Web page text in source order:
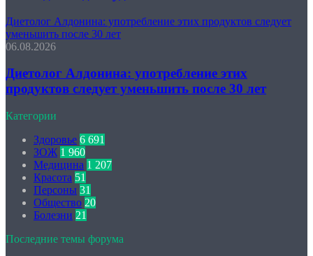
Диетолог Алдонина: употребление этих продуктов следует
уменьшить после 30 лет
06.08.2026
Диетолог Алдонина: употребление этих
продуктов следует уменьшить после 30 лет
Категории
Здоровье 6 691
ЗОЖ 1 960
Медицина 1 207
Красота 51
Персоны 31
Общество 20
Болезни 21
Последние темы форума